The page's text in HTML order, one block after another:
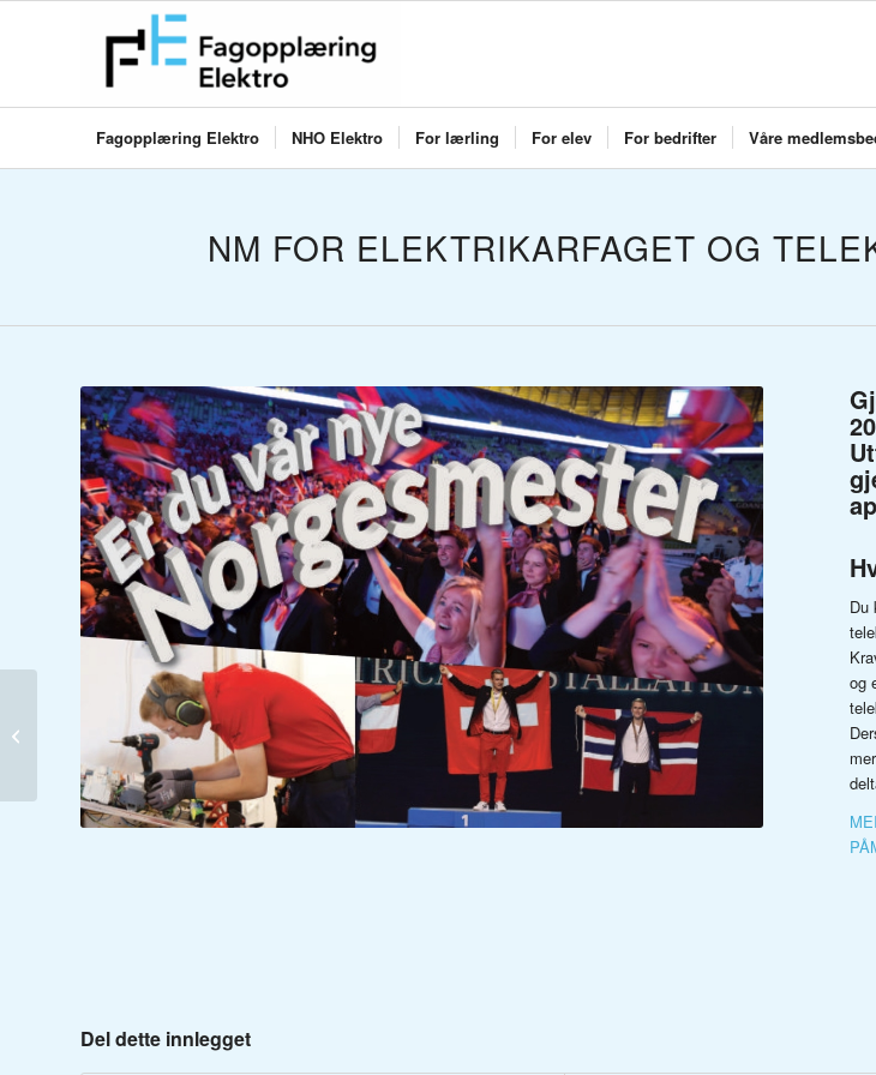
Fagopplæring Elektro NHO Elektro For lærling For elev For bedrifter Våre
NM FOR ELEKTRIKARFAGET OG
Du
og
Del dette innlegget
Jenter i Elektro SF